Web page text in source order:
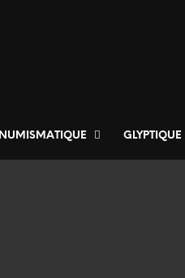
NUMISMATIQUE GLYPTIQUE